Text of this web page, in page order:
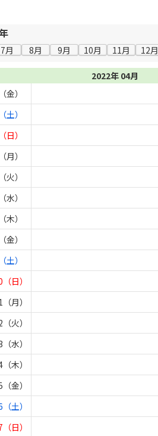
7月 8月 9月 10月 11月 12月
2022年 04月
金）
土）
日）
月）
火）
水）
木）
金）
土）
日）
月）
火）
水）
木）
金）
土）
日）